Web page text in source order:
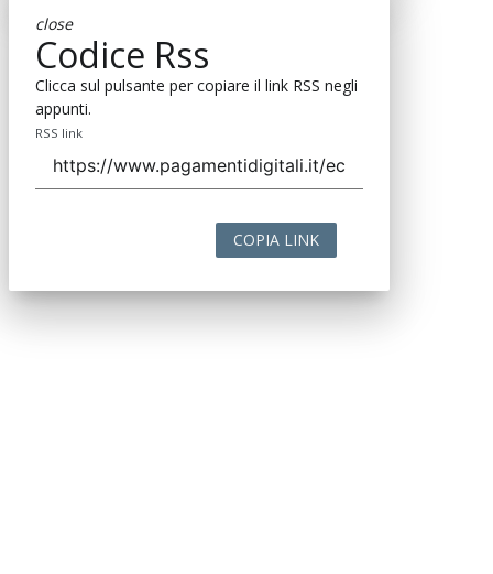
close
Codice Rss
Clicca sul pulsante per copiare il link RSS negli
appunti.
RSS link
COPIA LINK